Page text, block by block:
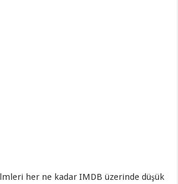
her ne kadar IMDB üzerinde düşük